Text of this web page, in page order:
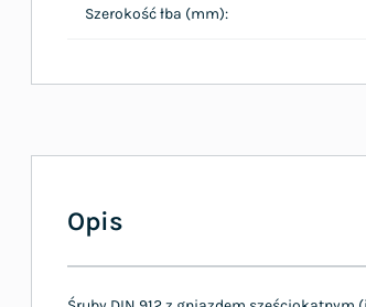
Szerokość łba (mm):
Opis